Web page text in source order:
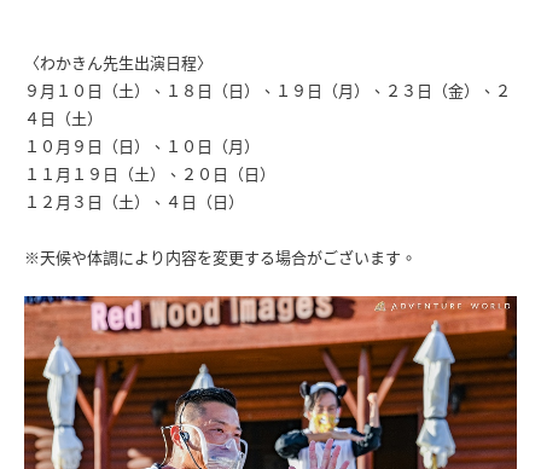
〈わかきん先生出演日程〉
９月１０日（土）、１８日（日）、１９日（月）、２３日（金）、２
４日（土）
１０月９日（日）、１０日（月）
１１月１９日（土）、２０日（日）
１２月３日（土）、４日（日）
※天候や体調により内容を変更する場合がございます。